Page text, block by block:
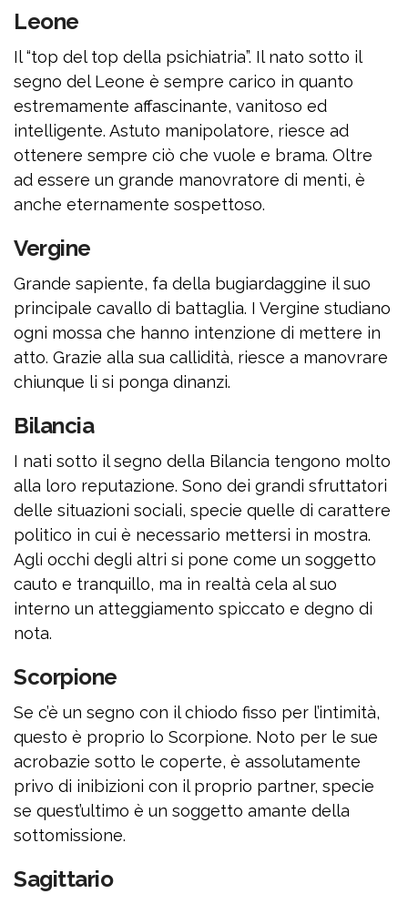
Leone
Il “top del top della psichiatria”. Il nato sotto il
segno del Leone è sempre carico in quanto
estremamente affascinante, vanitoso ed
intelligente. Astuto manipolatore, riesce ad
ottenere sempre ciò che vuole e brama. Oltre
ad essere un grande manovratore di menti, è
anche eternamente sospettoso.
Vergine
Grande sapiente, fa della bugiardaggine il suo
principale cavallo di battaglia. I Vergine studiano
ogni mossa che hanno intenzione di mettere in
atto. Grazie alla sua callidità, riesce a manovrare
chiunque li si ponga dinanzi.
Bilancia
I nati sotto il segno della Bilancia tengono molto
alla loro reputazione. Sono dei grandi sfruttatori
delle situazioni sociali, specie quelle di carattere
politico in cui è necessario mettersi in mostra.
Agli occhi degli altri si pone come un soggetto
cauto e tranquillo, ma in realtà cela al suo
interno un atteggiamento spiccato e degno di
nota.
Scorpione
Se c’è un segno con il chiodo fisso per l’intimità,
questo è proprio lo Scorpione. Noto per le sue
acrobazie sotto le coperte, è assolutamente
privo di inibizioni con il proprio partner, specie
se quest’ultimo è un soggetto amante della
sottomissione.
Sagittario